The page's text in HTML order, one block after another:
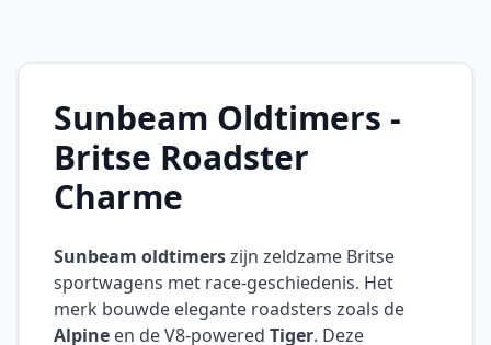
Sunbeam Oldtimers -
Britse Roadster
Charme
Sunbeam oldtimerszijn zeldzame Britse
sportwagens met race-geschiedenis. Het
merk bouwde elegante roadsters zoals de
Alpine en de V8-powered Tiger. Deze